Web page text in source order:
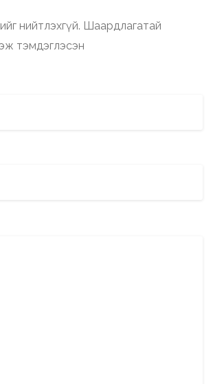
нийтлэхгүй. Шаардлагатай
тэмдэглэсэн